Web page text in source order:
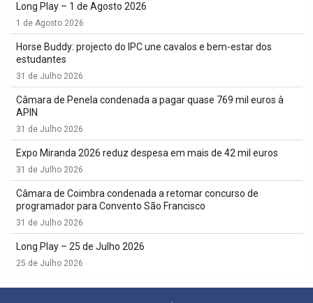
Long Play – 1 de Agosto 2026
1 de Agosto 2026
Horse Buddy: projecto do IPC une cavalos e bem-estar dos
estudantes
31 de Julho 2026
Câmara de Penela condenada a pagar quase 769 mil euros à
APIN
31 de Julho 2026
Expo Miranda 2026 reduz despesa em mais de 42 mil euros
31 de Julho 2026
Câmara de Coimbra condenada a retomar concurso de
programador para Convento São Francisco
31 de Julho 2026
Long Play – 25 de Julho 2026
25 de Julho 2026